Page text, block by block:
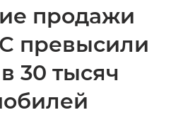
продажи
превысили
30 тысяч